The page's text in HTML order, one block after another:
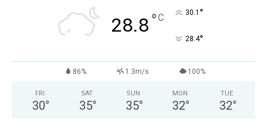
28.8°C 30.1 °
28.4°
86% 1.3m/s 100%
FRI
30°
SAT
35°
SUN
35°
MON
32°
TUE
32°